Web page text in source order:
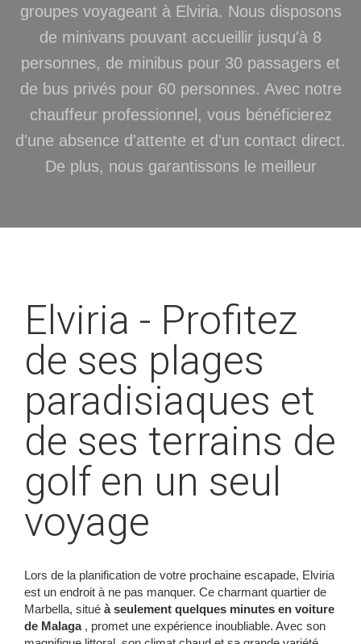
groupes voyageant à Elviria. Nous disposons
de minivans pouvant accueillir jusqu'à 8
personnes, de minibus pour 30 passagers et
de bus privés pour 60 personnes. Avec notre
chauffeur professionnel, vous bénéficierez
d'une absence d'attente et d'un contact direct.
De plus, nous garantissons le meilleur
Elviria - Profitez
de ses plages
paradisiaques et
de ses terrains de
golf en un seul
voyage
Lors de la planification de votre prochaine escapade, Elviria
est un endroit à ne pas manquer. Ce charmant quartier de
Marbella, situé à seulement quelques minutes en voiture
de Malaga, promet une expérience inoubliable. Avec son